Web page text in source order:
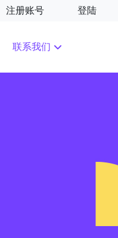
注册账号 登陆
联系我们